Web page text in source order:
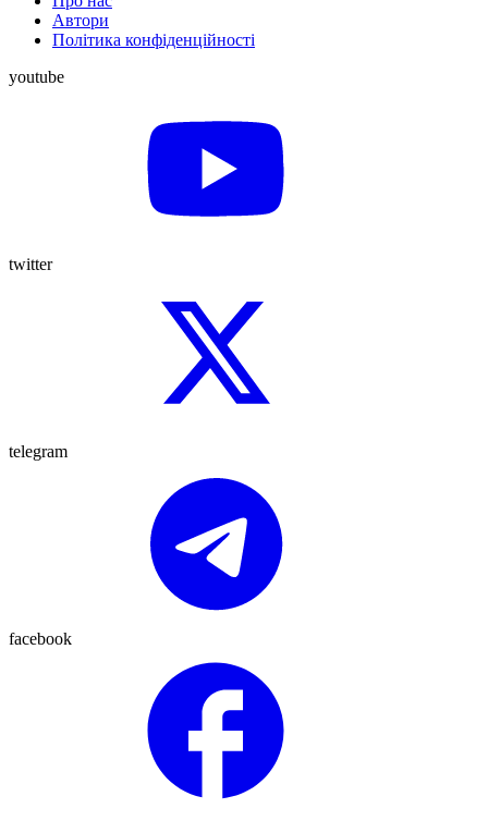
Автори
Політика конфіденційності
youtube
twitter
telegram
facebook